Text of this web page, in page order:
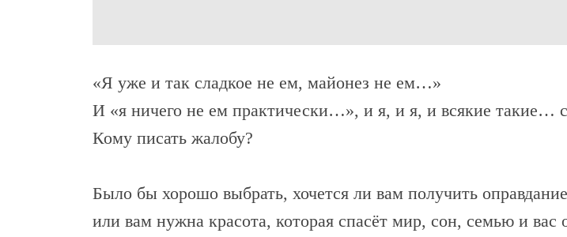
«Я уже и так сладкое не ем, майонез не ем…»
И «я ничего не ем практически…», и я, и я, и всякие такие…
Кому писать жалобу?
Было бы хорошо выбрать, хочется ли вам получить
или вам нужна красота, которая спасёт мир, сон, семью и вас